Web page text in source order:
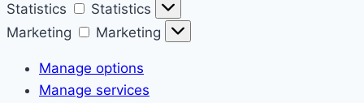
Statistics
Statistics
Marketing
Marketing
Manage options
Manage services